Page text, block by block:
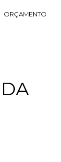
ORÇAMENTO